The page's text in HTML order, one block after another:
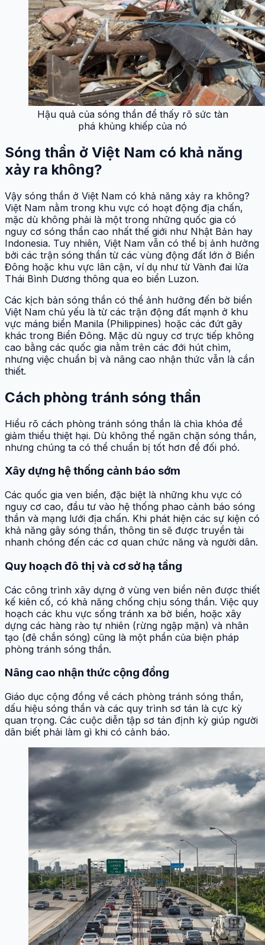
Hậu quả của sóng thần để thấy rõ sức tàn
phá khủng khiếp của nó
Sóng thần ở Việt Nam có khả năng
xảy ra không?
Vậy sóng thần ở Việt Nam có khả năng xảy ra không?
Việt Nam nằm trong khu vực có hoạt động địa chấn,
mặc dù không phải là một trong những quốc gia có
nguy cơ sóng thần cao nhất thế giới như Nhật Bản hay
Indonesia. Tuy nhiên, Việt Nam vẫn có thể bị ảnh hưởng
bởi các trận sóng thần từ các vùng động đất lớn ở Biển
Đông hoặc khu vực lân cận, ví dụ như từ Vành đai lửa
Thái Bình Dương thông qua eo biển Luzon.
Các kịch bản sóng thần có thể ảnh hưởng đến bờ biển
Việt Nam chủ yếu là từ các trận động đất mạnh ở khu
vực máng biển Manila (Philippines) hoặc các đứt gãy
khác trong Biển Đông. Mặc dù nguy cơ trực tiếp không
cao bằng các quốc gia nằm trên các đới hút chìm,
nhưng việc chuẩn bị và nâng cao nhận thức vẫn là cần
thiết.
Cách phòng tránh sóng thần
Hiểu rõ cách phòng tránh sóng thần là chìa khóa để
giảm thiểu thiệt hại. Dù không thể ngăn chặn sóng thần,
nhưng chúng ta có thể chuẩn bị tốt hơn để đối phó.
Xây dựng hệ thống cảnh báo sớm
Các quốc gia ven biển, đặc biệt là những khu vực có
nguy cơ cao, đầu tư vào hệ thống phao cảnh báo sóng
thần và mạng lưới địa chấn. Khi phát hiện các sự kiện có
khả năng gây sóng thần, thông tin sẽ được truyền tải
nhanh chóng đến các cơ quan chức năng và người dân.
Quy hoạch đô thị và cơ sở hạ tầng
Các công trình xây dựng ở vùng ven biển nên được thiết
kế kiên cố, có khả năng chống chịu sóng thần. Việc quy
hoạch các khu vực sống tránh xa bờ biển, hoặc xây
dựng các hàng rào tự nhiên (rừng ngập mặn) và nhân
tạo (đê chắn sóng) cũng là một phần của biện pháp
phòng tránh sóng thần.
Nâng cao nhận thức cộng đồng
Giáo dục cộng đồng về cách phòng tránh sóng thần,
dấu hiệu sóng thần và các quy trình sơ tán là cực kỳ
quan trọng. Các cuộc diễn tập sơ tán định kỳ giúp người
dân biết phải làm gì khi có cảnh báo.